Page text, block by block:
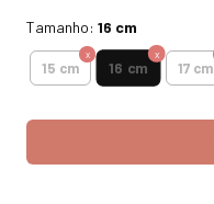
Tamanho: 16 cm
15 cm 16 cm 17 cm